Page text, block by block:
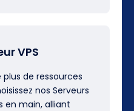
VPS
de ressources
nos Serveurs
en main, alliant